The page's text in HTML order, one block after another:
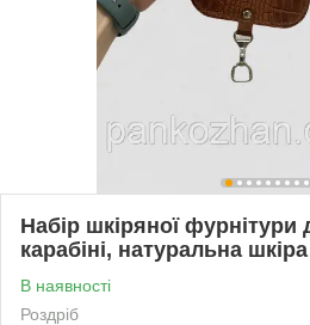
Набір шкіряної фурнітури
карабіні, натуральна шкіра
В наявності
Роздріб